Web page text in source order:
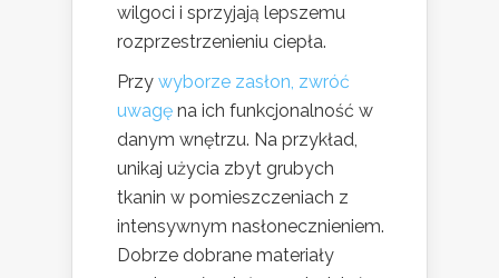
wilgoci i sprzyjają lepszemu
rozprzestrzenieniu ciepła.
Przy wyborze zasłon, zwróć
uwagę na ich funkcjonalność w
danym wnętrzu. Na przykład,
unikaj użycia zbyt grubych
tkanin w pomieszczeniach z
intensywnym nasłonecznieniem.
Dobrze dobrane materiały